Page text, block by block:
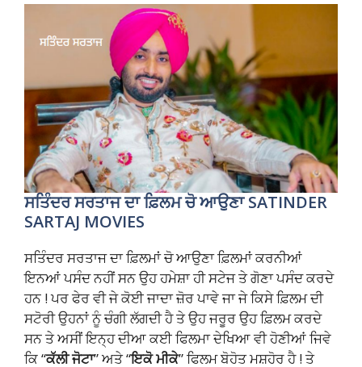
ਸਤਿੰਦਰ ਸਰਤਾਜ ਦਾ ਫ਼ਿਲਮ ਚੋ ਆਉਣਾSATINDER
SARTAJ MOVIES
ਸਤਿੰਦਰ ਸਰਤਾਜ ਦਾ ਫ਼ਿਲਮਾਂ ਚੋ ਆਉਣਾ ਫ਼ਿਲਮਾਂ ਕਰਨੀਆਂ
ਇਨਆਂ ਪਸੰਦ ਨਹੀਂ ਸਨ ਉਹ ਹਮੇਸ਼ਾ ਹੀ ਸਟੇਜ ਤੇ ਗੋਣਾ ਪਸੰਦ ਕਰਦੇ
ਹਨ ! ਪਰ ਫੇਰ ਵੀ ਜੇ ਕੋਈ ਜਾਦਾ ਜ਼ੋਰ ਪਾਵੇ ਜਾ ਜੇ ਕਿਸੇ ਫ਼ਿਲਮ ਦੀ
ਸਟੋਰੀ ਉਹਨਾਂ ਨੂੰ ਚੰਗੀ ਲੱਗਦੀ ਹੈ ਤੇ ਉਹ ਜਰੂਰ ਉਹ ਫ਼ਿਲਮ ਕਰਦੇ
ਸਨ ਤੇ ਅਸੀਂ ਇਨ੍ਹ ਦੀਆ ਕਈ ਫਿਲਮਾ ਦੇਖਿਆ ਵੀ ਹੋਣੀਆਂ ਜਿਵੇ
ਕਿ “ਕੱਲੀ ਜੋਟਾ” ਅਤੇ “ਇਕੋ ਮੀਕੇ” ਫਿਲਮ ਬੋਹੋਤ ਮਸ਼ਹੋਰ ਹੈ ! ਤੇ